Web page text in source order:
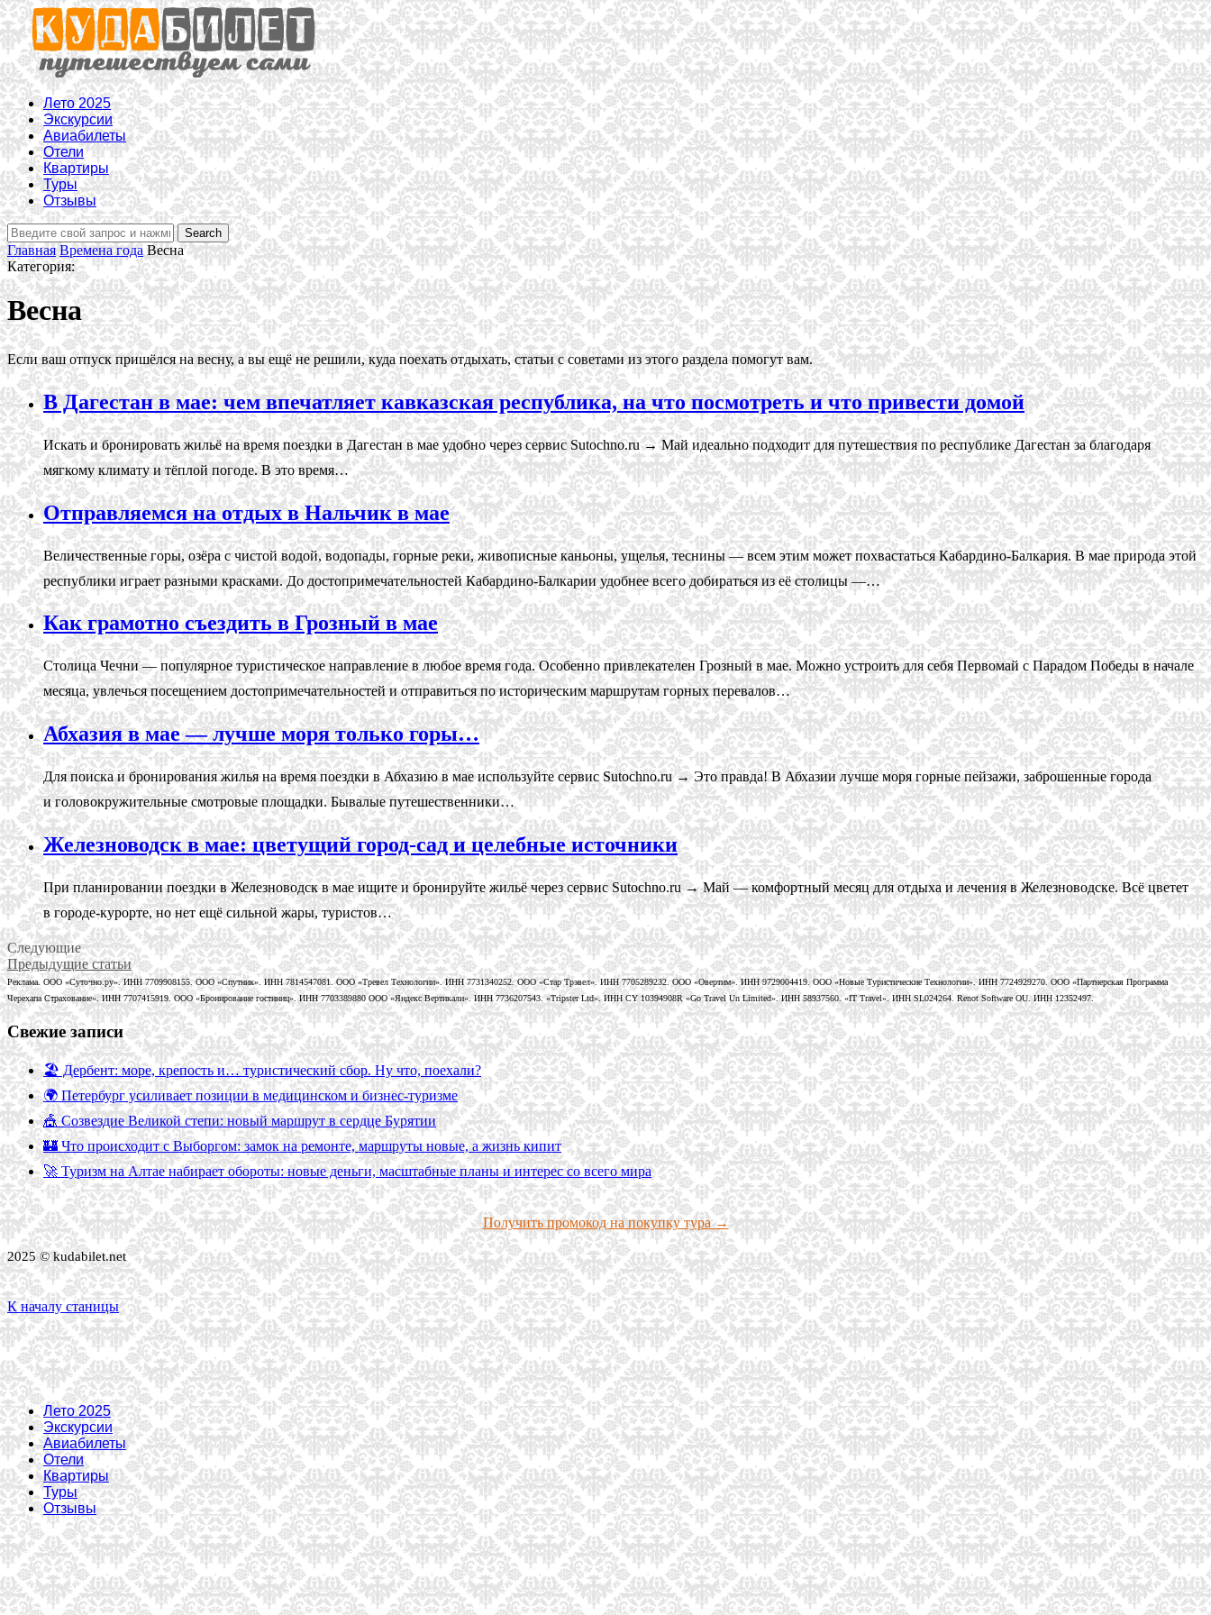
Лето 2025
Экскурсии
Авиабилеты
Отели
Квартиры
Туры
Отзывы
Главная Времена года Весна
Категория:
Весна
Если ваш отпуск пришёлся на весну, а вы ещё не решили, куда поехать отдыхать, статьи с советами из этого раздела помогут вам.
В Дагестан в мае: чем впечатляет кавказская республика, на что посмотреть и что привести домой
Искать и бронировать жильё на время поездки в Дагестан в мае удобно через сервис Sutochno.ru → Май идеально подходит для путешествия по республике Дагестан за благодаря
мягкому климату и тёплой погоде. В это время…
Отправляемся на отдых в Нальчик в мае
Величественные горы, озёра с чистой водой, водопады, горные реки, живописные каньоны, ущелья, теснины — всем этим может похвастаться Кабардино-Балкария. В мае природа этой
республики играет разными красками. До достопримечательностей Кабардино-Балкарии удобнее всего добираться из её столицы —…
Как грамотно съездить в Грозный в мае
Cтолица Чечни — популярное туристическое направление в любое время года. Особенно привлекателен Грозный в мае. Можно устроить для себя Первомай с Парадом Победы в начале
месяца, увлечься посещением достопримечательностей и отправиться по историческим маршрутам горных перевалов…
Абхазия в мае — лучше моря только горы…
Для поиска и бронирования жилья на время поездки в Абхазию в мае используйте сервис Sutochno.ru → Это правда! В Абхазии лучше моря горные пейзажи, заброшенные города
и головокружительные смотровые площадки. Бывалые путешественники…
Железноводск в мае: цветущий город-сад и целебные источники
При планировании поездки в Железноводск в мае ищите и бронируйте жильё через сервис Sutochno.ru → Май — комфортный месяц для отдыха и лечения в Железноводске. Всё цветет
в городе-курорте, но нет ещё сильной жары, туристов…
Следующие
Предыдущие статьи
Реклама. ООО «Суточно.ру». ИНН 7709908155. ООО «Спутник». ИНН 7814547081. ООО «Тревел Технологии». ИНН 7731340252. ООО «Стар Трэвел». ИНН 7705289232. ООО «Овертим». ИНН 9729004419. ООО «Новые Туристические Технологии». ИНН 7724929270. ООО «Партнерская Программа
Черехапа Страхование». ИНН 7707415919. ООО «Бронирование гостиниц». ИНН 7703389880 ООО «Яндекс Вертикали». ИНН 7736207543. «Tripster Ltd». ИНН CY 10394908R «Go Travel Un Limited». ИНН 58937560. «IT Travel». ИНН SL024264. Renot Software OU. ИНН 12352497.
Свежие записи
🏖️ Дербент: море, крепость и… туристический сбор. Ну что, поехали?
🌍 Петербург усиливает позиции в медицинском и бизнес-туризме
🎪 Созвездие Великой степи: новый маршрут в сердце Бурятии
🏰 Что происходит с Выборгом: замок на ремонте, маршруты новые, а жизнь кипит
🚀 Туризм на Алтае набирает обороты: новые деньги, масштабные планы и интерес со всего мира
Получить промокод на покупку тура →
2025 © kudabilet.net
К началу станицы
Лето 2025
Экскурсии
Авиабилеты
Отели
Квартиры
Туры
Отзывы